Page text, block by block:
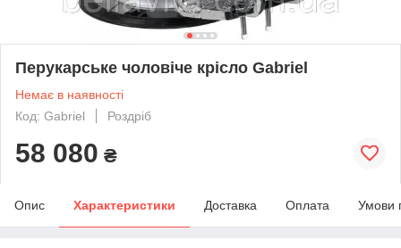
Перукарське чоловіче крісло Gabriel
Немає в наявності
Код: Gabriel
Роздріб
58 080 ₴
Опис Характеристики Доставка Оплата Умови